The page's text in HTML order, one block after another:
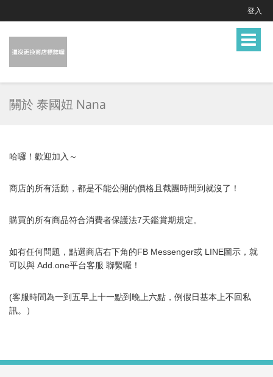
登入
Toggle
關於 泰國妞 Nana
哈囉！歡迎加入～
商店的所有活動，都是不能公開的價格且截團時間到就沒了！
購買的所有商品符合消費者保護法7天鑑賞期規定。
如有任何問題，點選商店右下角的FB Messenger或 LINE圖示，就
可以與 Add.one平台客服 聯繫囉！
(客服時間為一到五早上十一點到晚上六點，例假日基本上不回私
訊。）